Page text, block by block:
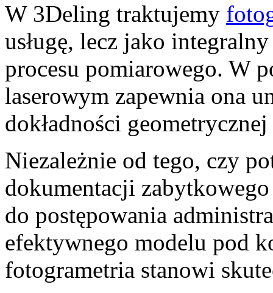
W 3Deling traktujemy
usługę, lecz jako
procesu pomiarowego. W
laserowym zapewnia ona
dokładności
Niezależnie od tego, czy
dokumentacji
do postępowania
efektywnego modelu pod
fotogrametria stanowi